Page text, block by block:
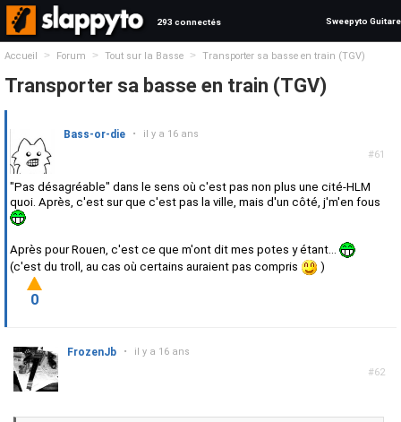
293 connectés Sweepyto Guitare
Accueil > Forum > Tout sur la Basse > Transporter sa basse en train (TGV)
Transporter sa basse en train (TGV)
#61
Bass-or-die • il y a 16 ans
"Pas désagréable" dans le sens où c'est pas non plus une cité-HLM
quoi. Après, c'est sur que c'est pas la ville, mais d'un côté, j'm'en fous
Après pour Rouen, c'est ce que m'ont dit mes potes y étant...
(c'est du troll, au cas où certains auraient pas compris
)
0
#62
FrozenJb • il y a 16 ans